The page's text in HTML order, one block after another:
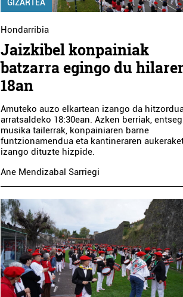
GIZARTEA
Hondarribia
Jaizkibel konpainiak
batzarra egingo du
18an
Amuteko auzo elkartean izango da
arratsaldeko 18:30ean. Azken berriak,
musika tailerrak, konpainiaren barne
funtzionamendua eta kantineraren
izango dituzte hizpide.
Ane Mendizabal Sarriegi